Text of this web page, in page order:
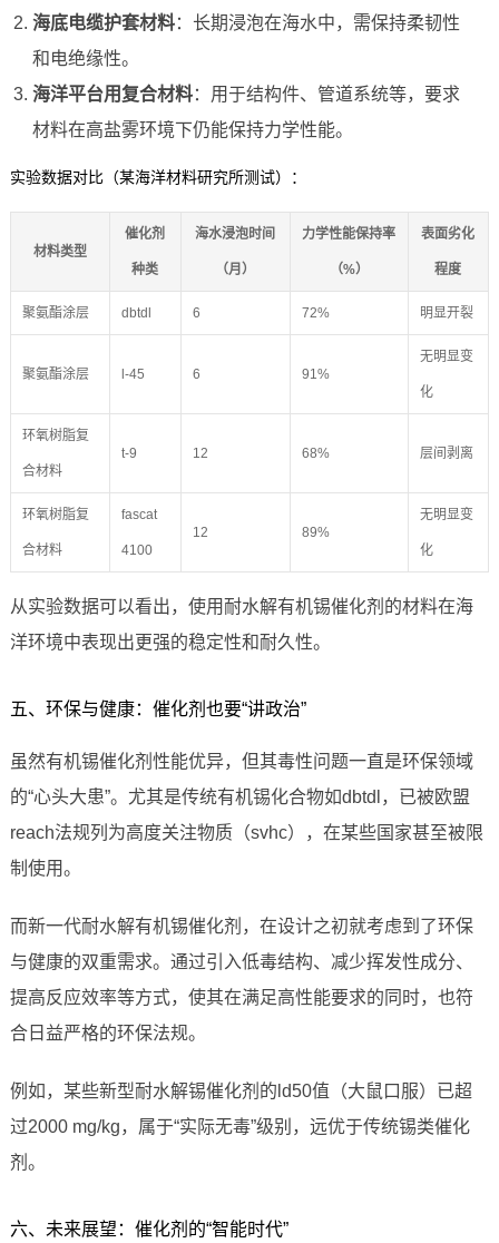
海底电缆护套材料：长期浸泡在海水中，需保持柔韧性
和电绝缘性。
海洋平台用复合材料：用于结构件、管道系统等，要求
材料在高盐雾环境下仍能保持力学性能。
实验数据对比（某海洋材料研究所测试）：
材料类型
催化剂
种类
海水浸泡时间
（月）
力学性能保持率
（%）
表面劣化
程度
聚氨酯涂层 dbtdl 6 72% 明显开裂
聚氨酯涂层 l-45 6 91%
无明显变
化
环氧树脂复
合材料
t-9 12 68% 层间剥离
环氧树脂复
合材料
fascat
4100
12 89%
无明显变
化
从实验数据可以看出，使用耐水解有机锡催化剂的材料在海
洋环境中表现出更强的稳定性和耐久性。
五、环保与健康：催化剂也要“讲政治”
虽然有机锡催化剂性能优异，但其毒性问题一直是环保领域
的“心头大患”。尤其是传统有机锡化合物如dbtdl，已被欧盟
reach法规列为高度关注物质（svhc），在某些国家甚至被限
制使用。
而新一代耐水解有机锡催化剂，在设计之初就考虑到了环保
与健康的双重需求。通过引入低毒结构、减少挥发性成分、
提高反应效率等方式，使其在满足高性能要求的同时，也符
合日益严格的环保法规。
例如，某些新型耐水解锡催化剂的ld50值（大鼠口服）已超
过2000 mg/kg，属于“实际无毒”级别，远优于传统锡类催化
剂。
六、未来展望：催化剂的“智能时代”